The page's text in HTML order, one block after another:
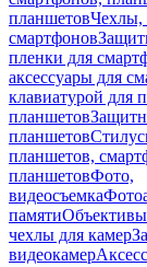
планшетовЧехлы,
смартфонов
пленки для
аксессуары для
клавиатурой для
планшетов
планшетов
планшетов,
планшетовФото,
видеосъемка
памятиОбъективы
чехлы для камер
видеокамер